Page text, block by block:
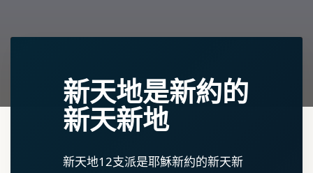
新天地是新約的
新天新地
新天地12支派是耶穌新約的新天新